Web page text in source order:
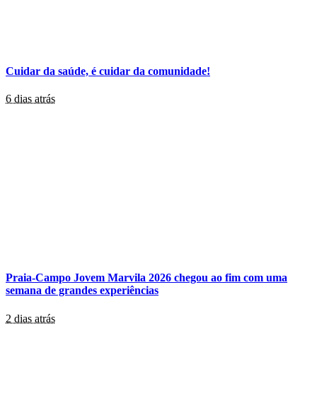
Cuidar da saúde, é cuidar da comunidade!
6 dias atrás
Praia-Campo Jovem Marvila 2026 chegou ao fim com uma
semana de grandes experiências
2 dias atrás